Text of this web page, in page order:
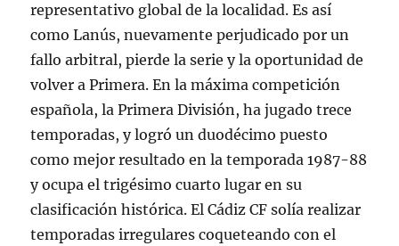
representativo global de la localidad. Es así
como Lanús, nuevamente perjudicado por un
fallo arbitral, pierde la serie y la oportunidad de
volver a Primera. En la máxima competición
española, la Primera División, ha jugado trece
temporadas, y logró un duodécimo puesto
como mejor resultado en la temporada 1987-88
y ocupa el trigésimo cuarto lugar en su
clasificación histórica. El Cádiz CF solía realizar
temporadas irregulares coqueteando con el